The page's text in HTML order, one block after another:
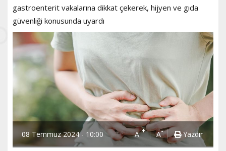
gastroenterit vakalarına dikkat çekerek, hijyen ve gıda
güvenliği konusunda uyardı
08 Temmuz 2024 - 10:00 A+ A- Yazdır